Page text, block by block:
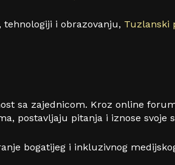
i obrazovanju, Tuzlanski
sa zajednicom. Kroz online
postavljaju pitanja i iznose svoje
bogatijeg i inkluzivnog